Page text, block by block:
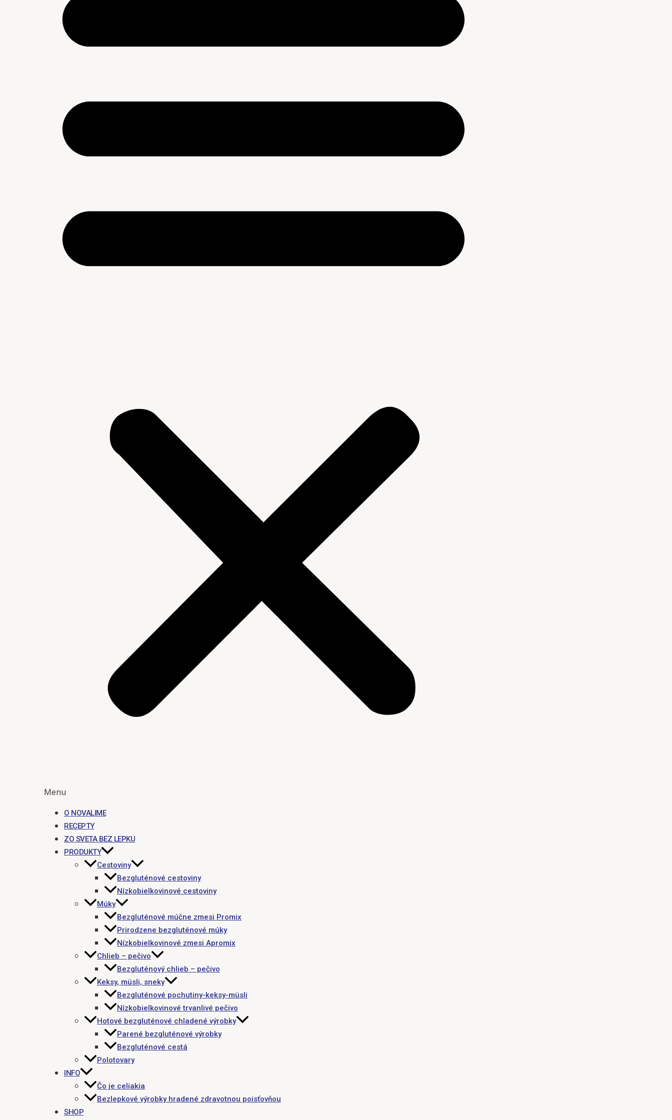
Menu
O NOVALIME
RECEPTY
ZO SVETA BEZ LEPKU
PRODUKTY
Cestoviny
Bezgluténové cestoviny
Nízkobielkovinové cestoviny
Múky
Bezgluténové múčne zmesi Promix
Prirodzene bezgluténové múky
Nízkobielkovinové zmesi Apromix
Chlieb – pečivo
Bezgluténový chlieb – pečivo
Keksy, müsli, sneky
Bezgluténové pochutiny-keksy-müsli
Nízkobielkovinové trvanlivé pečivo
Hotové bezgluténové chladené výrobky
Parené bezgluténové výrobky
Bezgluténové cestá
Polotovary
INFO
Čo je celiakia
Bezlepkové výrobky hradené zdravotnou poisťovňou
SHOP